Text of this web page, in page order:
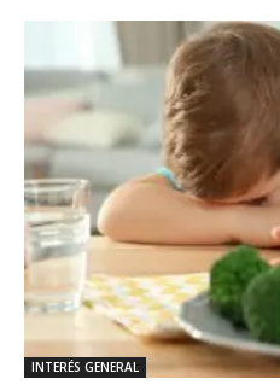
INTERÉS GENERAL